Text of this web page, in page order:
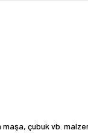
çubuk vb.